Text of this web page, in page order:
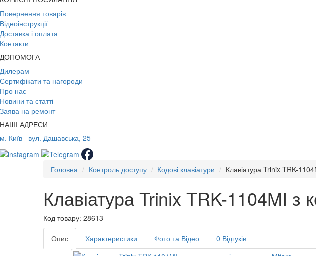
Повернення товарів
Відеоінструкції
Доставка і оплата
Контакти
ДОПОМОГА
Дилерам
Сертифікати та нагороди
Про нас
Новини та статті
Заява на ремонт
НАШІ АДРЕСИ
м. Київ
вул. Дашавська, 25
Головна Контроль доступу Кодові клавіатури Клавіатура Trinix TRK-
Клавіатура Trinix TRK-1104MI з
Код товару: 28613
Опис Характеристики Фото та Відео 0 Відгуків